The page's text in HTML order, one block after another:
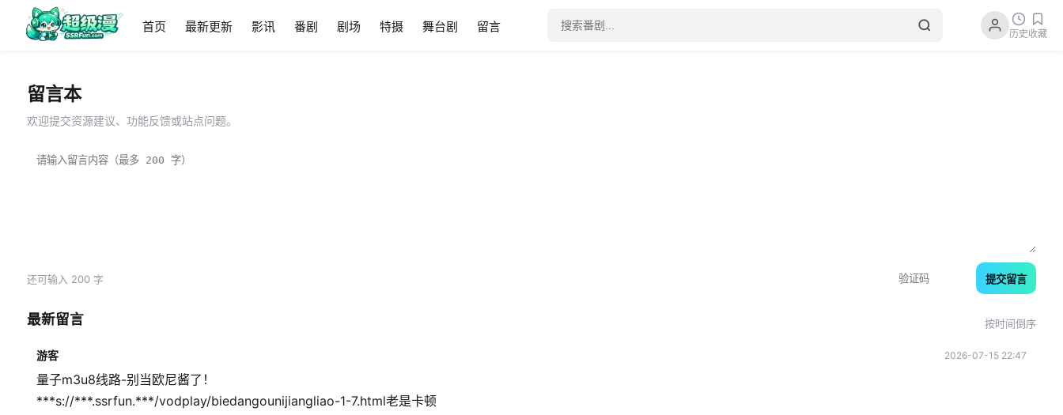
首页 最新更新 影讯 番剧 剧场 特摄 舞台剧 留言 历史收藏
留言本
欢迎提交资源建议、功能反馈或站点问题。
还可输入 200 字 提交留言
最新留言 按时间倒序
游客 2026-07-15 22:47
量子m3u8线路-别当欧尼酱了！
***s://***.ssrfun.***/vodplay/biedangounijiangliao-1-7.html老是卡顿